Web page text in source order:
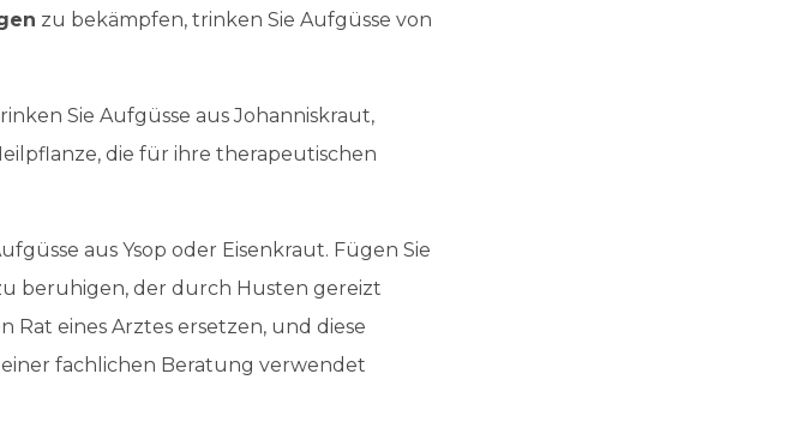
zu bekämpfen, trinken Sie Aufgüsse von
Sie Aufgüsse aus Johanniskraut,
die für ihre therapeutischen
aus Ysop oder Eisenkraut. Fügen Sie
beruhigen, der durch Husten gereizt
Rat eines Arztes ersetzen, und diese
fachlichen Beratung verwendet